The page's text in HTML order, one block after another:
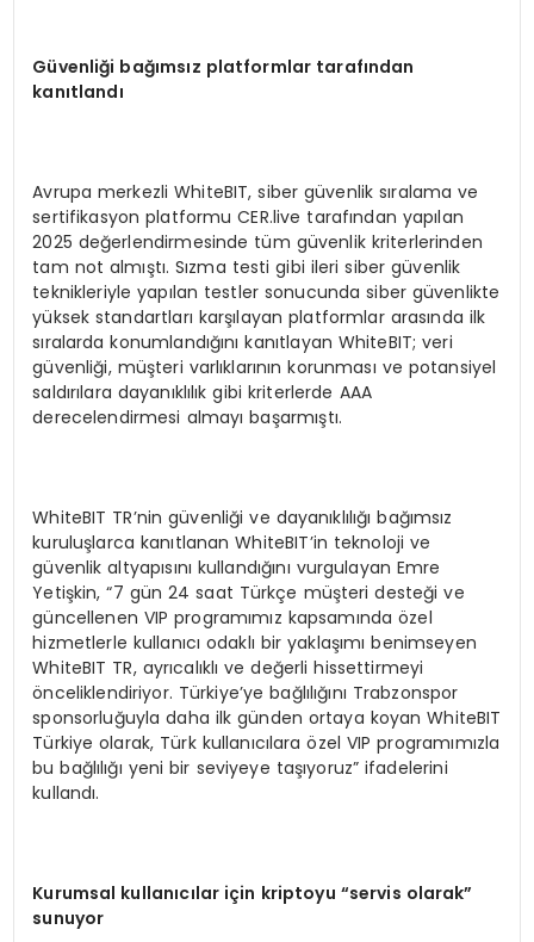
Güvenliği bağımsız platformlar tarafından
kanıtlandı
Avrupa merkezli WhiteBIT, siber güvenlik sıralama ve
sertifikasyon platformu CER.live tarafından yapılan
2025 değerlendirmesinde tüm güvenlik kriterlerinden
tam not almıştı. Sızma testi gibi ileri siber güvenlik
teknikleriyle yapılan testler sonucunda siber güvenlikte
yüksek standartları karşılayan platformlar arasında ilk
sıralarda konumlandığını kanıtlayan WhiteBIT; veri
güvenliği, müşteri varlıklarının korunması ve potansiyel
saldırılara dayanıklılık gibi kriterlerde AAA
derecelendirmesi almayı başarmıştı.
WhiteBIT TR’nin güvenliği ve dayanıklılığı bağımsız
kuruluşlarca kanıtlanan WhiteBIT’in teknoloji ve
güvenlik altyapısını kullandığını vurgulayan Emre
Yetişkin, “7 gün 24 saat Türkçe müşteri desteği ve
güncellenen VIP programımız kapsamında özel
hizmetlerle kullanıcı odaklı bir yaklaşımı benimseyen
WhiteBIT TR, ayrıcalıklı ve değerli hissettirmeyi
önceliklendiriyor. Türkiye’ye bağlılığını Trabzonspor
sponsorluğuyla daha ilk günden ortaya koyan WhiteBIT
Türkiye olarak, Türk kullanıcılara özel VIP programımızla
bu bağlılığı yeni bir seviyeye taşıyoruz” ifadelerini
kullandı.
Kurumsal kullanıcılar için kriptoyu “servis olarak”
sunuyor